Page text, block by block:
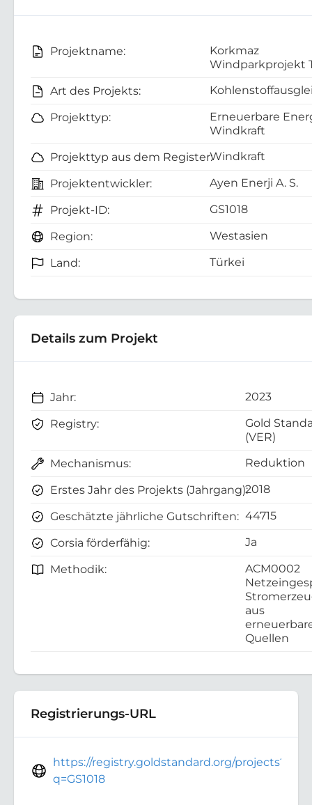
Projektname:
Korkmaz
Windparkprojekt
Art des Projekts:
Projekttyp:
Erneuerbare
Windkraft
Projekttyp aus dem Register:Windkraft
Projektentwickler: Ayen Enerji A. S.
Projekt-ID: GS1018
Region: Westasien
Land: Türkei
Details zum Projekt
Jahr: 2023
Registry:
Gold
(VER)
Mechanismus:
Reduktion
Erstes Jahr des Projekts (Jahrgang):2018
Geschätzte jährliche Gutschriften: 44715
Corsia förderfähig: Ja
Methodik:
ACM0002
aus
Quellen
Registrierungs-URL
https://registry.goldstandard.org/projects?
q=GS1018